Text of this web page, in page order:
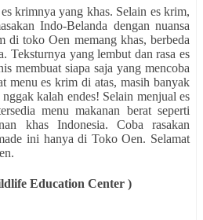
krimnya yang khas. Selain es krim,
Indo-Belanda dengan nuansa
di toko Oen memang khas, berbeda
Teksturnya yang lembut dan rasa es
membuat siapa saja yang mencoba
menu es krim di atas, masih banyak
kalah endes! Selain menjual es
menu makanan berat seperti
khas Indonesia. Coba rasakan
ini hanya di Toko Oen. Selamat
Education Center )